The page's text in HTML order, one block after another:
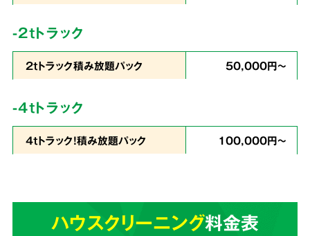
私たちは片づけで出たゴミの処分から、不用品
の買取りまでをワンストップで行っています。
業界最安値を目指したサービスでお客様満足度
-2tトラック
2tトラック積み放題パック 50,000円～
-4tトラック
4tトラック！積み放題パック 100,000円～
ハウスクリーニング料金表